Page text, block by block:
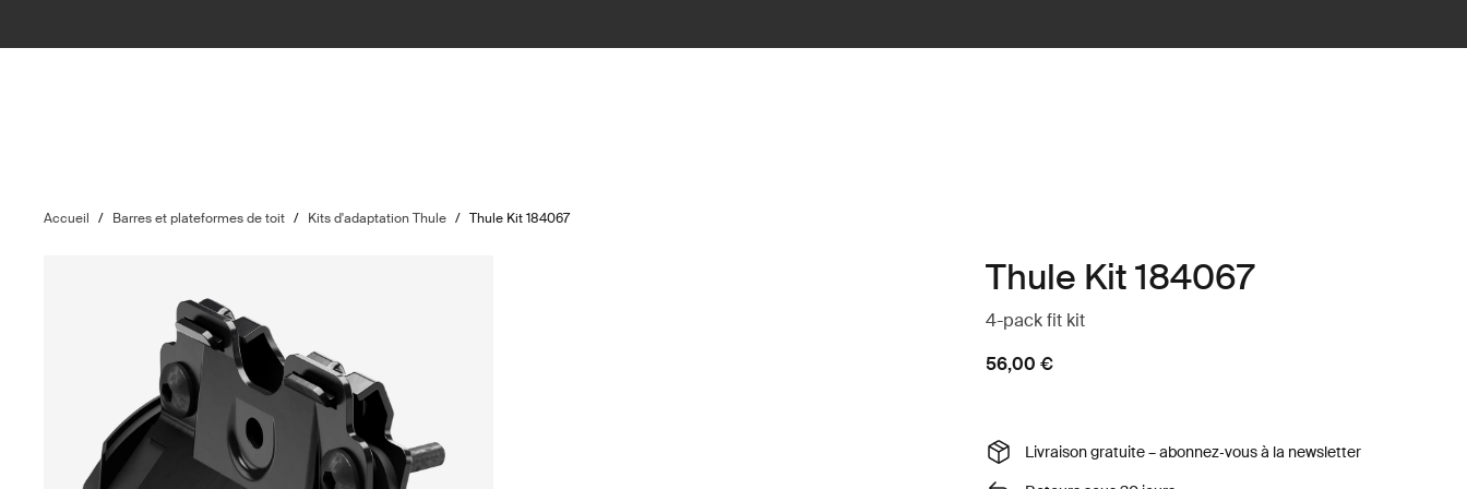
Accueil / Barres et plateformes de toit / Kits d'adaptation Thule / Thule Kit 184067
Thule Kit 184067
4-pack fit kit
56,00 €
Livraison gratuite – abonnez‑vous à la newsletter